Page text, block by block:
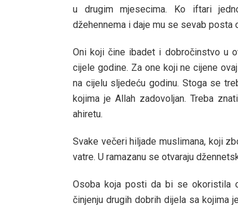
u drugim mjesecima. Ko iftari
džehennema i daje mu se sevab
Oni koji čine ibadet i dobročinstvo u
cijele godine. Za one koji ne cijene
na cijelu sljedeću godinu. Stoga se
kojima je Allah zadovoljan. Treba
ahiretu.
Svake večeri hiljade muslimana, koji
vatre. U ramazanu se otvaraju
Osoba koja posti da bi se okoristila
činjenju drugih dobrih dijela sa kojima